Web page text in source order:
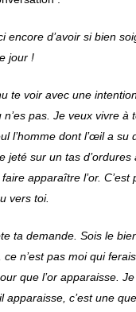
encore d’avoir si bien
jour !
te voir avec une
pas. Je veux vivre à
l’homme dont l’œil a su
jeté sur un tas d’ordures
apparaître l’or. C’est
vers toi.
ta demande. Sois le
n’est pas moi qui
que l’or apparaisse.
apparaisse, c’est une